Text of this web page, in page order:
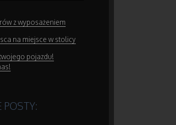
z wyposażeniem
na miejsce w stolicy
pojazdu!
POSTY: